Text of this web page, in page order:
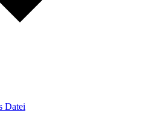
Datei